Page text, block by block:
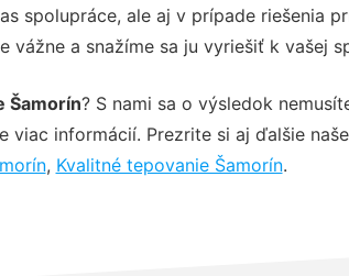
spolupráce, ale aj v prípade riešenia
vážne a snažíme sa ju vyriešiť k vašej
Šamorín? S nami sa o výsledok
viac informácií. Prezrite si aj ďalšie
, Kvalitné tepovanie Šamorín.